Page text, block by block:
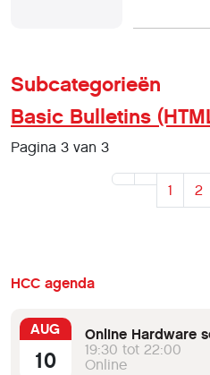
Subcategorieën
Basic Bulletins
Pagina 3 van 3
1 2
HCC agenda
AUG
10
Online Hardware
19:30 tot 22:00
Online